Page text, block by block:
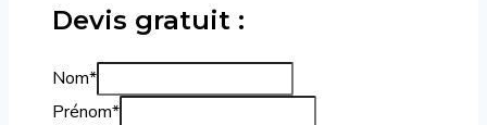
Devis gratuit :
Nom*
Prénom*